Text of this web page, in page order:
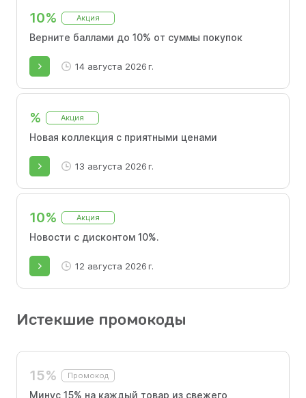
10% Акция
Верните баллами до 10% от суммы покупок
14 августа 2026 г.
% Акция
Новая коллекция с приятными ценами
13 августа 2026 г.
10% Акция
Новости с дисконтом 10%.
12 августа 2026 г.
Истекшие промокоды
15% Промокод
Минус 15% на каждый товар из свежего